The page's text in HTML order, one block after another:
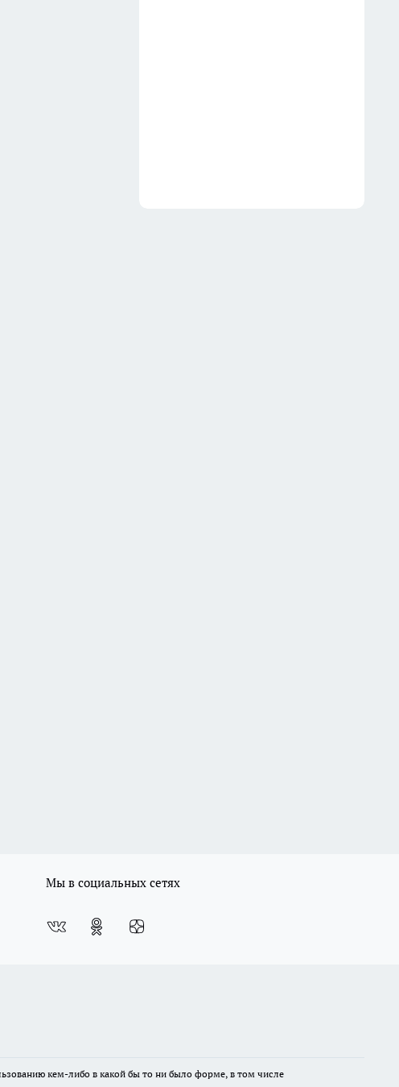
Мы в социальных сетях
кем-либо в какой бы то ни было форме, в том числе